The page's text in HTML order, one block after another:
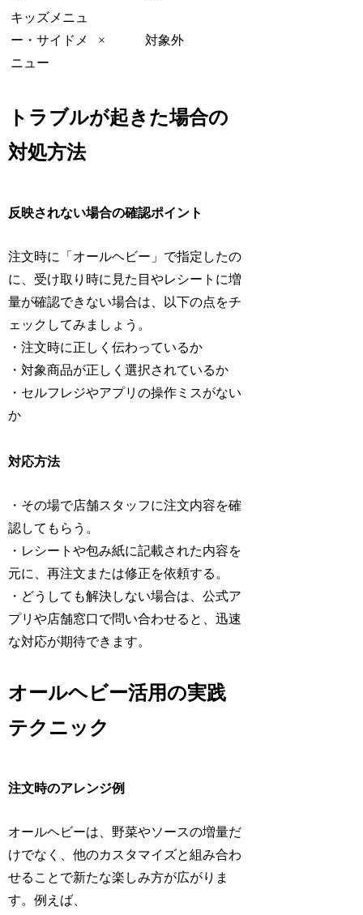
キッズメニュ
ー・サイドメ
ニュー
× 対象外
トラブルが起きた場合の
対処方法
反映されない場合の確認ポイント
注文時に「オールヘビー」で指定したの
に、受け取り時に見た目やレシートに増
量が確認できない場合は、以下の点をチ
ェックしてみましょう。
・注文時に正しく伝わっているか
・対象商品が正しく選択されているか
・セルフレジやアプリの操作ミスがない
か
対応方法
・その場で店舗スタッフに注文内容を確
認してもらう。
・レシートや包み紙に記載された内容を
元に、再注文または修正を依頼する。
・どうしても解決しない場合は、公式ア
プリや店舗窓口で問い合わせると、迅速
な対応が期待できます。
オールヘビー活用の実践
テクニック
注文時のアレンジ例
オールヘビーは、野菜やソースの増量だ
けでなく、他のカスタマイズと組み合わ
せることで新たな楽しみ方が広がりま
す。例えば、